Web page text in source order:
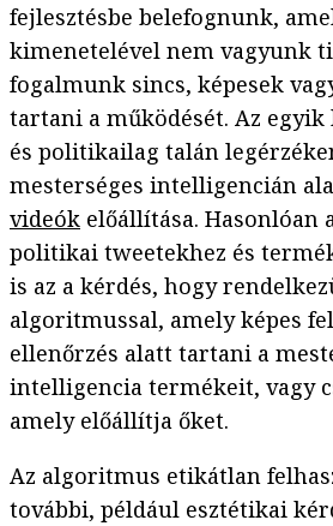
fejlesztésbe belefognunk,
kimenetelével nem vagyunk
fogalmunk sincs, képesek
tartani a működését. Az
és politikailag talán
mesterséges intelligencián
videók előállítása.
politikai tweetekhez és
is az a kérdés, hogy
algoritmussal, amely képes
ellenőrzés alatt tartani a
intelligencia termékeit, vagy
amely előállítja őket.
Az algoritmus etikátlan
további, például esztétikai